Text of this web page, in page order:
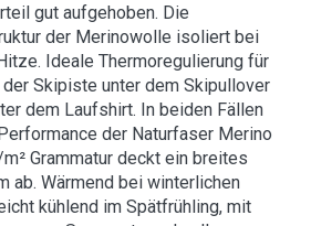
gut aufgehoben. Die
der Merinowolle isoliert bei
Ideale Thermoregulierung für
Skipiste unter dem Skipullover
dem Laufshirt. In beiden Fällen
der Naturfaser Merino
Grammatur deckt ein breites
ab. Wärmend bei winterlichen
kühlend im Spätfrühling, mit